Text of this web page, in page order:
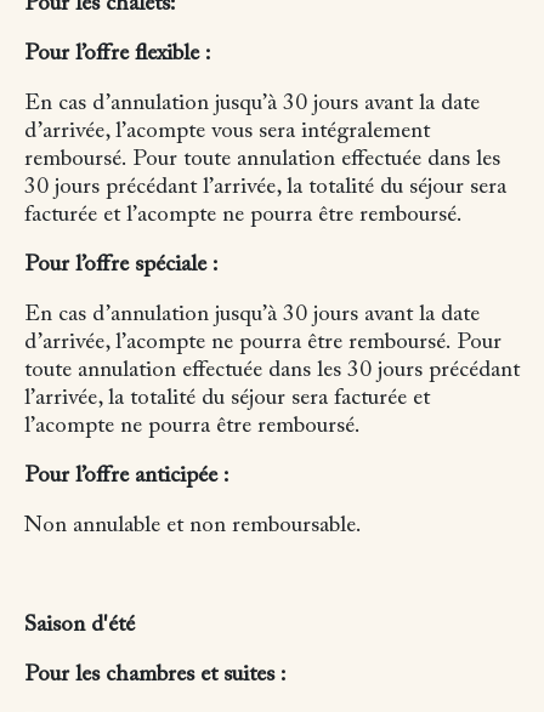
Pour l’offre flexible :
En cas d’annulation jusqu’à 30 jours avant la date
d’arrivée, l’acompte vous sera intégralement
remboursé. Pour toute annulation effectuée dans les
30 jours précédant l’arrivée, la totalité du séjour sera
facturée et l’acompte ne pourra être remboursé.
Pour l’offre spéciale :
En cas d’annulation jusqu’à 30 jours avant la date
d’arrivée, l’acompte ne pourra être remboursé. Pour
toute annulation effectuée dans les 30 jours précédant
l’arrivée, la totalité du séjour sera facturée et
l’acompte ne pourra être remboursé.
Pour l’offre anticipée :
Non annulable et non remboursable.
Saison d'été
Pour les chambres et suites :